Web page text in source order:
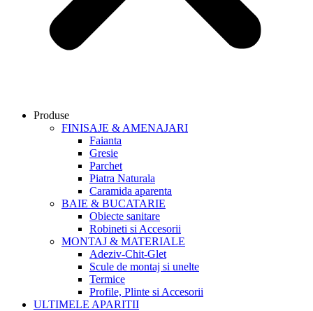
Produse
FINISAJE & AMENAJARI
Faianta
Gresie
Parchet
Piatra Naturala
Caramida aparenta
BAIE & BUCATARIE
Obiecte sanitare
Robineti si Accesorii
MONTAJ & MATERIALE
Adeziv-Chit-Glet
Scule de montaj si unelte
Termice
Profile, Plinte si Accesorii
ULTIMELE APARITII